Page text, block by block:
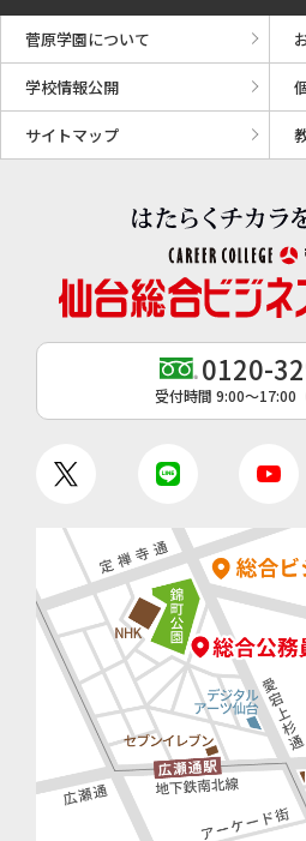
菅原学園について
学校情報公開
サイトマップ
0120-
受付時間 9:00〜17:00